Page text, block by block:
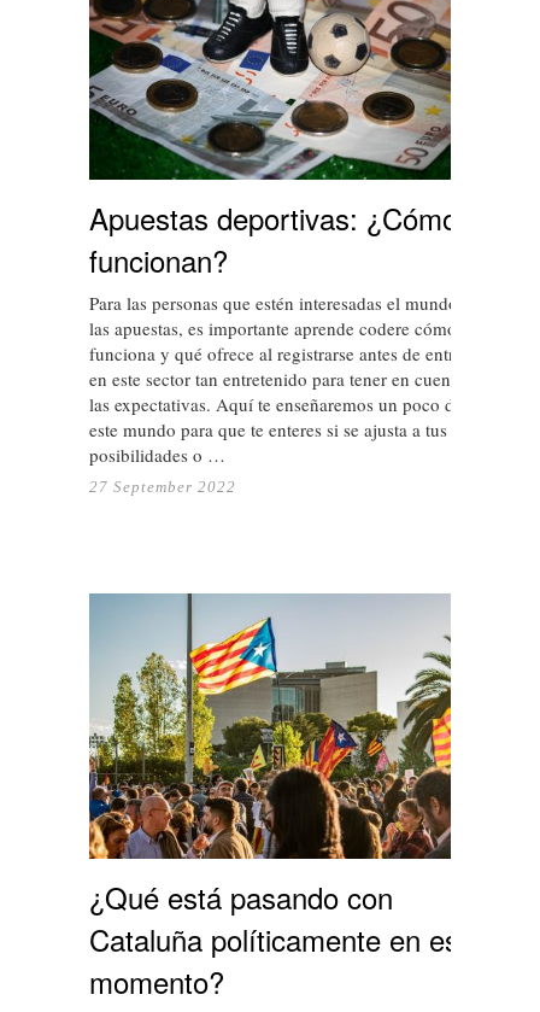
Apuestas deportivas: ¿Cómo
funcionan?
Para las personas que estén interesadas el mundo de
las apuestas, es importante aprende codere cómo
funciona y qué ofrece al registrarse antes de entrar
en este sector tan entretenido para tener en cuenta
las expectativas. Aquí te enseñaremos un poco de
este mundo para que te enteres si se ajusta a tus
posibilidades o …
27 September 2022
¿Qué está pasando con
Cataluña políticamente en este
momento?